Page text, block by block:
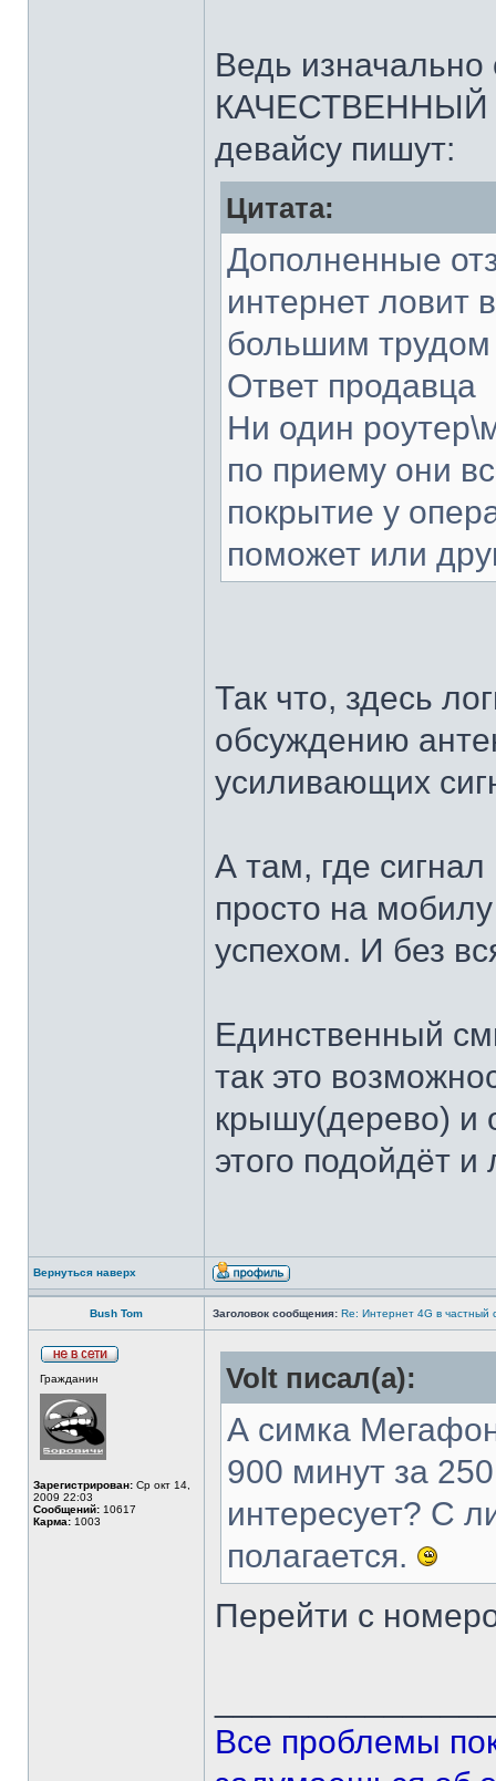
Ведь
КАЧЕСТВЕННЫЙ
девайсу пишут:
Цитата:
Дополненные
интернет ловит
большим трудом
Ответ продавца
Ни один
по приему они
покрытие у
поможет или
Так что, здесь
обсуждению
усиливающих
А там, где
просто на
успехом. И без
Единственный
так это
крышу(дерево) и
этого подойдёт
Вернуться наверх
Bush Tom Заголовок сообщения: Re: Интернет 4G в частный
Гражданин
Зарегистрирован: Ср окт 14,
2009 22:03
Сообщений: 10617
Карма: 1003
Volt писал(а):
А симка
900 минут за
интересует? С
полагается.
Перейти с
Все проблемы